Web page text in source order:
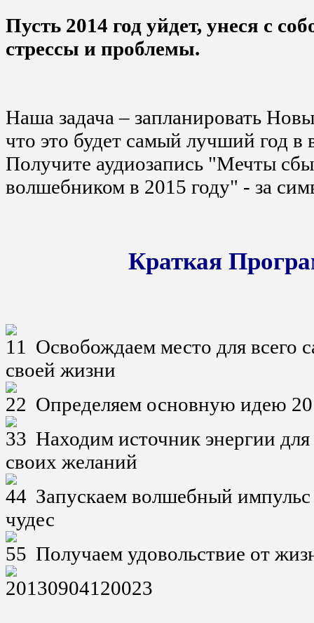
Пусть 2014 год уйдет, унеся с
стрессы и проблемы.
Наша задача – запланировать
что это будет самый лучший год
Получите аудиозапись "Мечты
волшебником в 2015 году" - за
Краткая
Освобождаем место для всего
своей жизни
Определяем основную идею
Находим источник энергии
своих желаний
Запускаем волшебный импульс
чудес
Получаем удовольствие от